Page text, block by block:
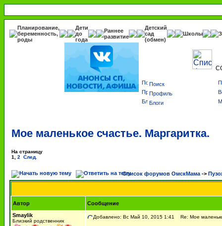
Планирование,
беременность,
роды
Дети
до
года
Раннее
развитие
Детский
сад
(обмен)
Школы
Поиск
Профиль
Блоги
Мое маленькое счастье. Маргаритка.
На страницу
1
2 След.
Список форумов ОмскМама ->
Автор
Сообщение
Smaylik
Близкий родственник
Добавлено: Вс Май 10, 2015 1:41 Re: Мое